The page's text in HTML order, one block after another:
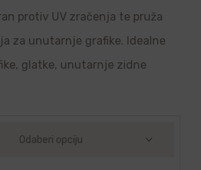
protiv UV zračenja te pruža
za unutarnje grafike. Idealne
glatke, unutarnje zidne